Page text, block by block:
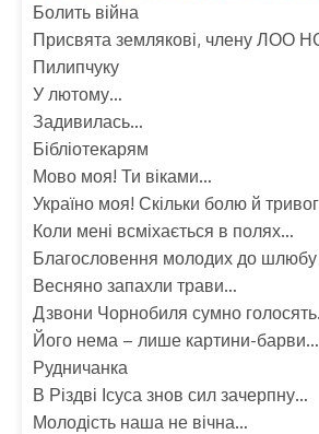
Болить війна
Присвята землякові, члену ЛОО
Пилипчуку
У лютому…
Задивилась…
Бібліотекарям
Мово моя! Ти віками…
Україно моя! Скільки болю й
Коли мені всміхається в полях…
Благословення молодих до шлюбу
Весняно запахли трави…
Дзвони Чорнобиля сумно
Його нема – лише картини-барви…
Рудничанка
В Різдві Ісуса знов сил зачерпну…
Молодість наша не вічна…